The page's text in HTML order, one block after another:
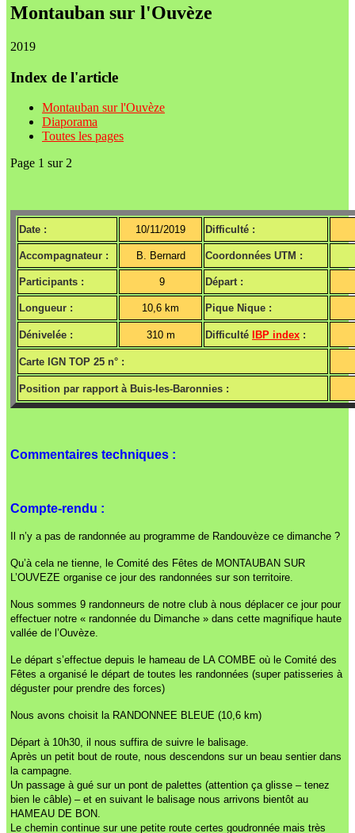
Montauban sur l'Ouvèze
2019
Index de l'article
Montauban sur l'Ouvèze
Diaporama
Toutes les pages
Page 1 sur 2
Date : 10/11/2019 Difficulté :
Accompagnateur : B. Bernard Coordonnées UTM :
Participants : 9 Départ :
Longueur : 10,6 km Pique Nique :
Dénivelée : 310 m Difficulté IBP index :
Carte IGN TOP 25 n° :
Position par rapport à Buis-les-Baronnies :
Commentaires techniques :
Compte-rendu :
Il n’y a pas de randonnée au programme de Randouvèze ce dimanche ?
Qu’à cela ne tienne, le Comité des Fêtes de MONTAUBAN SUR
L’OUVEZE organise ce jour des randonnées sur son territoire.
Nous sommes 9 randonneurs de notre club à nous déplacer ce jour pour
effectuer notre « randonnée du Dimanche » dans cette magnifique haute
vallée de l’Ouvèze.
Le départ s’effectue depuis le hameau de LA COMBE où le Comité des
Fêtes a organisé le départ de toutes les randonnées (super patisseries à
déguster pour prendre des forces)
Nous avons choisit la RANDONNEE BLEUE (10,6 km)
Départ à 10h30, il nous suffira de suivre le balisage.
Après un petit bout de route, nous descendons sur un beau sentier dans
la campagne.
Un passage à gué sur un pont de palettes (attention ça glisse – tenez
bien le câble) – et en suivant le balisage nous arrivons bientôt au
HAMEAU DE BON.
Le chemin continue sur une petite route certes goudronnée mais très